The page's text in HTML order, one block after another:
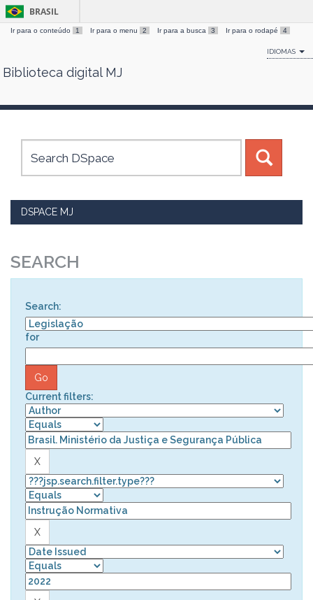
Skip
BRASIL
Ir para o conteúdo 1 Ir para o menu 2 Ir para a busca 3 Ir para o rodapé 4
IDIOMAS
Biblioteca digital MJ
DSPACE MJ
SEARCH
Search:
for
Current filters: